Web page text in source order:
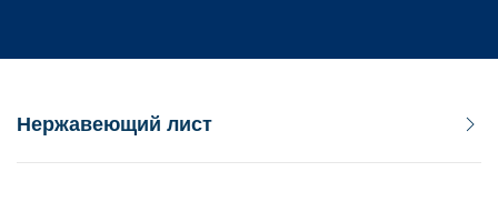
Нержавеющий лист